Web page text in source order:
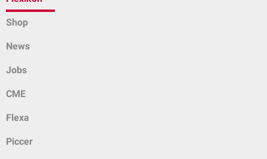
Shop
News
Jobs
CME
Flexa
Piccer